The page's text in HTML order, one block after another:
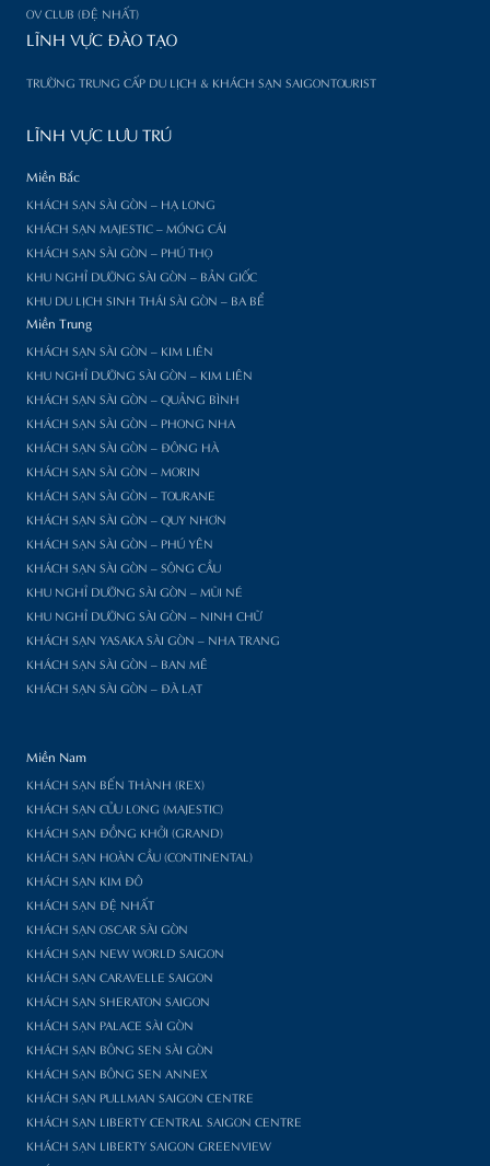
OV CLUB (ĐỆ NHẤT)
LĨNH VỰC ĐÀO TẠO
TRƯỜNG TRUNG CẤP DU LỊCH & KHÁCH SẠN SAIGONTOURIST
LĨNH VỰC LƯU TRÚ
Miền Bắc
KHÁCH SẠN SÀI GÒN – HẠ LONG
KHÁCH SẠN MAJESTIC – MÓNG CÁI
KHÁCH SẠN SÀI GÒN – PHÚ THỌ
KHU NGHỈ DƯỠNG SÀI GÒN – BẢN GIỐC
KHU DU LỊCH SINH THÁI SÀI GÒN – BA BỂ
Miền Trung
KHÁCH SẠN SÀI GÒN – KIM LIÊN
KHU NGHỈ DƯỠNG SÀI GÒN – KIM LIÊN
KHÁCH SẠN SÀI GÒN – QUẢNG BÌNH
KHÁCH SẠN SÀI GÒN – PHONG NHA
KHÁCH SẠN SÀI GÒN – ĐÔNG HÀ
KHÁCH SẠN SÀI GÒN – MORIN
KHÁCH SẠN SÀI GÒN – TOURANE
KHÁCH SẠN SÀI GÒN – QUY NHƠN
KHÁCH SẠN SÀI GÒN – PHÚ YÊN
KHÁCH SẠN SÀI GÒN – SÔNG CẦU
KHU NGHỈ DƯỠNG SÀI GÒN – MŨI NÉ
KHU NGHỈ DƯỠNG SÀI GÒN – NINH CHỮ
KHÁCH SẠN YASAKA SÀI GÒN – NHA TRANG
KHÁCH SẠN SÀI GÒN – BAN MÊ
KHÁCH SẠN SÀI GÒN – ĐÀ LẠT
Miền Nam
KHÁCH SẠN BẾN THÀNH (REX)
KHÁCH SẠN CỬU LONG (MAJESTIC)
KHÁCH SẠN ĐỒNG KHỞI (GRAND)
KHÁCH SẠN HOÀN CẦU (CONTINENTAL)
KHÁCH SẠN KIM ĐÔ
KHÁCH SẠN ĐỆ NHẤT
KHÁCH SẠN OSCAR SÀI GÒN
KHÁCH SẠN NEW WORLD SAIGON
KHÁCH SẠN CARAVELLE SAIGON
KHÁCH SẠN SHERATON SAIGON
KHÁCH SẠN PALACE SÀI GÒN
KHÁCH SẠN BÔNG SEN SÀI GÒN
KHÁCH SẠN BÔNG SEN ANNEX
KHÁCH SẠN PULLMAN SAIGON CENTRE
KHÁCH SẠN LIBERTY CENTRAL SAIGON CENTRE
KHÁCH SẠN LIBERTY SAIGON GREENVIEW